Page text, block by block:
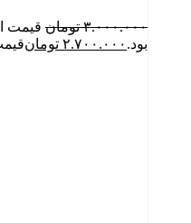
۳.۰۰۰.۰۰۰ تومان
بود. ۲.۷۰۰.۰۰۰ تومانقیمت